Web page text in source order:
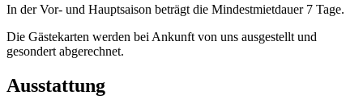
In der Vor- und Hauptsaison beträgt die Mindestmietdauer 7 Tage.
Die Gästekarten werden bei Ankunft von uns ausgestellt und
gesondert abgerechnet.
Ausstattung